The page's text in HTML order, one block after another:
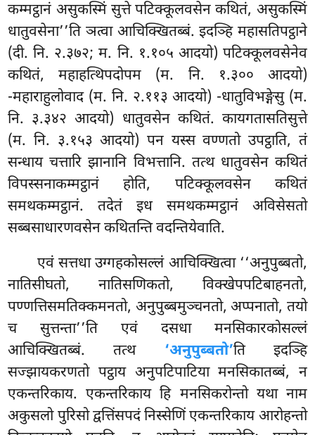
कम्मट्ठानं असुकस्मिं सुत्ते पटिक्कूलवसेन कथितं, असुकस्मिं
धातुवसेना’’ति ञत्वा आचिक्खितब्बं. इदञ्हि महासतिपट्ठाने
(दी. नि. २.३७२; म. नि. १.१०५ आदयो) पटिक्कूलवसेनेव
कथितं, महाहत्थिपदोपम (म. नि. १.३०० आदयो)
-महाराहुलोवाद (म. नि. २.११३ आदयो) -धातुविभङ्गेसु (म.
नि. ३.३४२ आदयो) धातुवसेन कथितं. कायगतासतिसुत्ते
(म. नि. ३.१५३ आदयो) पन यस्स वण्णतो उपट्ठाति, तं
सन्धाय चत्तारि झानानि विभत्तानि. तत्थ धातुवसेन कथितं
विपस्सनाकम्मट्ठानं होति, पटिक्कूलवसेन कथितं
समथकम्मट्ठानं. तदेतं इध समथकम्मट्ठानं अविसेसतो
सब्बसाधारणवसेन कथितन्ति वदन्तियेवाति.
एवं सत्तधा उग्गहकोसल्लं आचिक्खित्वा ‘‘अनुपुब्बतो,
नातिसीघतो, नातिसणिकतो, विक्खेपपटिबाहनतो,
पण्णत्तिसमतिक्कमनतो, अनुपुब्बमुञ्चनतो, अप्पनातो, तयो
च सुत्तन्ता’’ति एवं दसधा मनसिकारकोसल्लं
आचिक्खितब्बं. तत्थ ‘अनुपुब्बतो’ति इदञ्हि
सज्झायकरणतो पट्ठाय अनुपटिपाटिया मनसिकातब्बं, न
एकन्तरिकाय. एकन्तरिकाय हि मनसिकरोन्तो यथा नाम
अकुसलो पुरिसो द्वत्तिंसपदं निस्सेणिं एकन्तरिकाय आरोहन्तो